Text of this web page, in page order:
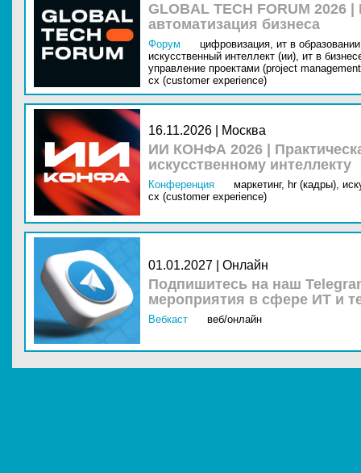
GLOBAL TECH FORUM
автоматизация бизнеса
Форум цифровизация, ит в
искусственный интеллект (ии), ит в
управление проектами (project
cx (customer experience)
16.11.2026 | Москва
ИИ КОНФА 2026 |
искусственному интеллекту
Конференция маркетинг, hr (кадры),
cx (customer experience)
01.01.2027 | Онлайн
Подпишитесь на наш
мероприятия в сфере ИТ и
Вебкаст веб/онлайн